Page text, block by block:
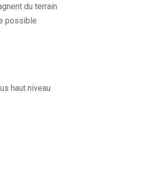
du terrain
possible
haut niveau